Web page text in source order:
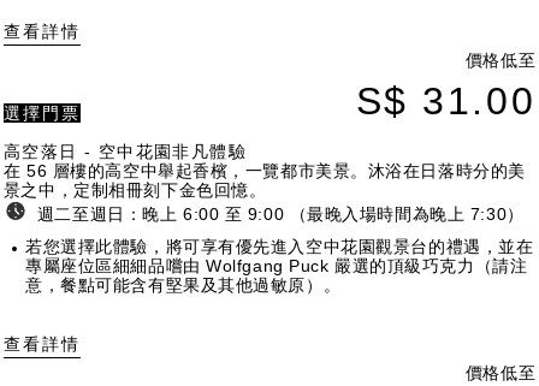
查看詳情
價格低至
S$ 31.00
選擇門票
高空落日 - 空中花園非凡體驗
在 56 層樓的高空中舉起香檳，一覽都市美景。沐浴在日落時分的美
景之中，定制相冊刻下金色回憶。
週二至週日：晚上 6:00 至 9:00 （最晚入場時間為晚上 7:30）
若您選擇此體驗，將可享有優先進入空中花園觀景台的禮遇，並在
專屬座位區細細品嚐由 Wolfgang Puck 嚴選的頂級巧克力（請注
意，餐點可能含有堅果及其他過敏原）。
查看詳情
價格低至